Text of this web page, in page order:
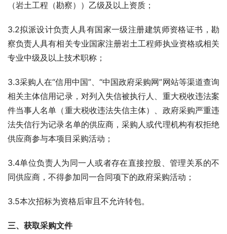
（岩土工程（勘察））乙级及以上资质；
3.2拟派设计负责人具有国家一级注册建筑师资格证书，勘
察负责人具有相关专业国家注册岩土工程师执业资格或相关
专业中级及以上技术职称；
3.3采购人在“信用中国”、“中国政府采购网”网站等渠道查询
相关主体信用记录，对列入失信被执行人、重大税收违法案
件当事人名单（重大税收违法失信主体）、政府采购严重违
法失信行为记录名单的供应商，采购人或代理机构有权拒绝
供应商参与本项目采购活动；
3.4单位负责人为同一人或者存在直接控股、管理关系的不
同供应商，不得参加同一合同项下的政府采购活动；
3.5本次招标为资格后审且不允许转包。
三、获取采购文件